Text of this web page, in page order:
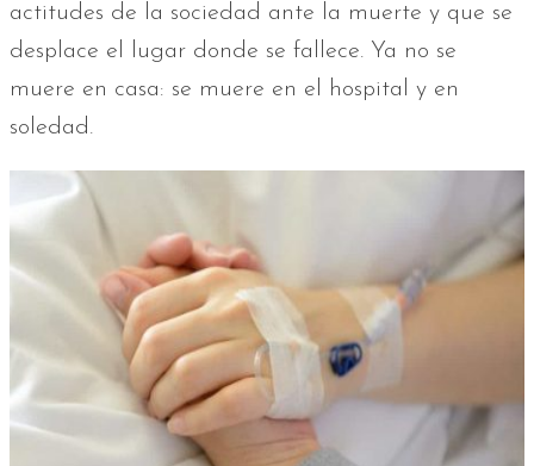
actitudes de la sociedad ante la muerte y que se
desplace el lugar donde se fallece. Ya no se
muere en casa: se muere en el hospital y en
soledad.